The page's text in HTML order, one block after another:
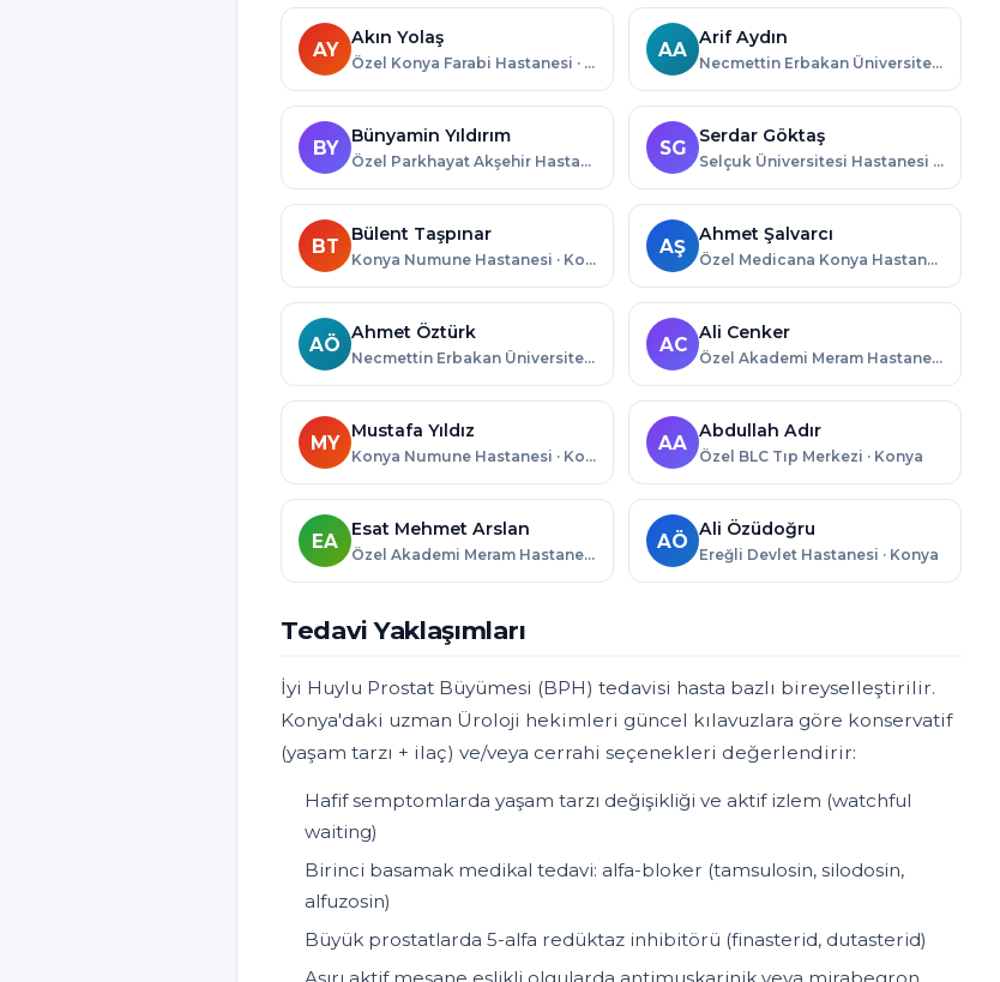
AY
Akın Yolaş
Özel Konya Farabi Hastanesi · Konya
AA
Arif Aydın
Necmettin Erbakan Üniversitesi Meram Hastanesi · Konya
BY
Bünyamin Yıldırım
Özel Parkhayat Akşehir Hastanesi · Konya
SG
Serdar Göktaş
Selçuk Üniversitesi Hastanesi · Konya
BT
Bülent Taşpınar
Konya Numune Hastanesi · Konya
AŞ
Ahmet Şalvarcı
Özel Medicana Konya Hastanesi · Konya
AÖ
Ahmet Öztürk
Necmettin Erbakan Üniversitesi Meram Hastanesi · Konya
AC
Ali Cenker
Özel Akademi Meram Hastanesi · Konya
MY
Mustafa Yıldız
Konya Numune Hastanesi · Konya
AA
Abdullah Adır
Özel BLC Tıp Merkezi · Konya
EA
Esat Mehmet Arslan
Özel Akademi Meram Hastanesi · Konya
AÖ
Ali Özüdoğru
Ereğli Devlet Hastanesi · Konya
Tedavi Yaklaşımları
İyi Huylu Prostat Büyümesi (BPH) tedavisi hasta bazlı bireyselleştirilir.
Konya'daki uzman Üroloji hekimleri güncel kılavuzlara göre konservatif
(yaşam tarzı + ilaç) ve/veya cerrahi seçenekleri değerlendirir:
Hafif semptomlarda yaşam tarzı değişikliği ve aktif izlem (watchful
waiting)
Birinci basamak medikal tedavi: alfa-bloker (tamsulosin, silodosin,
alfuzosin)
Büyük prostatlarda 5-alfa redüktaz inhibitörü (finasterid, dutasterid)